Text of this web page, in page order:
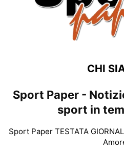
CHI
Sport Paper -
sport in
Sport Paper TESTATA